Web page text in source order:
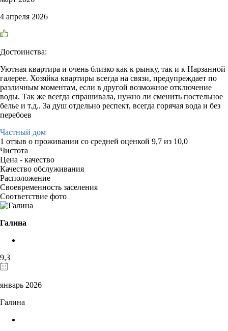
4 апреля 2026
Достоинства:
Уютная квартира и очень близко как к рынку, так и к Нарзанной
галерее. Хозяйка квартиры всегда на связи, предупреждает по
различным моментам, если в другой возможное отключение
воды. Так же всегда спрашивала, нужно ли сменить постельное
белье и т.д.. За душ отдельно респект, всегда горячая вода и без
перебоев
Частный дом
1 отзыв о проживании со средней оценкой 9,7 из 10,0
Чистота
Цена - качество
Качество обслуживания
Расположение
Своевременность заселения
Соответствие фото
Галина
9,3
январь 2026
Галина